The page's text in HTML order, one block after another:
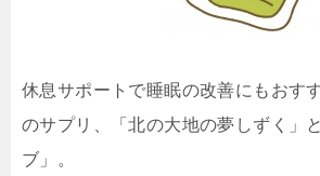
休息サポートで睡眠の改善にもおす
のサプリ、「北の大地の夢しずく」
ブ」。